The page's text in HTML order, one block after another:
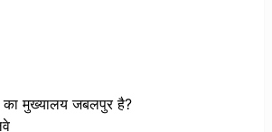
मुख्यालय जबलपुर है?